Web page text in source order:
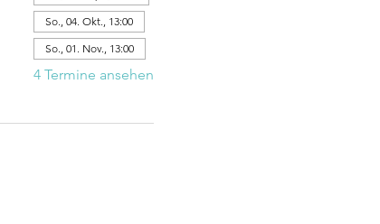
So., 04. Okt., 13:00
So., 01. Nov., 13:00
4 Termine ansehen